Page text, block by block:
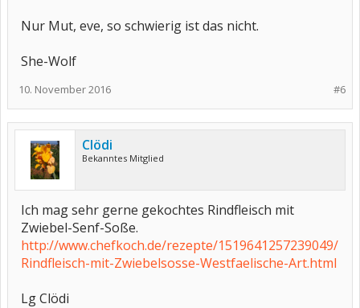
Nur Mut, eve, so schwierig ist das nicht.
She-Wolf
#6
10. November 2016
Clödi
Bekanntes Mitglied
Ich mag sehr gerne gekochtes Rindfleisch mit
Zwiebel-Senf-Soße.
http://www.chefkoch.de/rezepte/1519641257239049/
Rindfleisch-mit-Zwiebelsosse-Westfaelische-Art.html
Lg Clödi